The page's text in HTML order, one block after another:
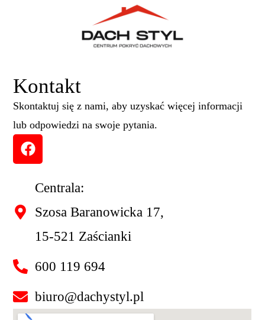
Kontakt
Skontaktuj się z nami, aby uzyskać więcej informacji
lub odpowiedzi na swoje pytania.
Centrala:
Szosa Baranowicka 17,
15-521 Zaścianki
600 119 694
biuro@dachystyl.pl